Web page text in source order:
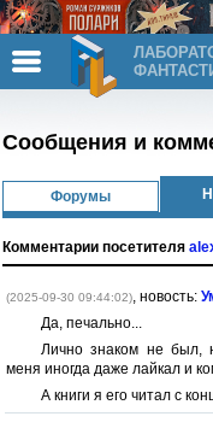
Сообщения и
Форумы
Комментарии посетителя
(2025-09-30 09:44:02), новость:
Да, печально...
Лично знаком не был,
меня иногда даже лайкал и
А книги я его читал с